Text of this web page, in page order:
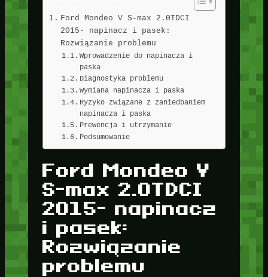
Ford Mondeo V S-max 2.0TDCI
2015- napinacz i pasek:
Rozwiązanie problemu
Wprowadzenie do napinacza i
paska
Diagnostyka problemu
Wymiana napinacza i paska
Ryzyko związane z zaniedbaniem
napinacza i paska
Prewencja i utrzymanie
Podsumowanie
Ford Mondeo V
S-max 2.0TDCI
2015- napinacz
i pasek:
Rozwiązanie
problemu